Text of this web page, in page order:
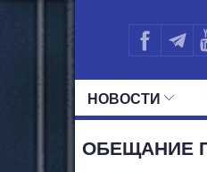
НОВОСТИ
ОБЕЩАНИЕ